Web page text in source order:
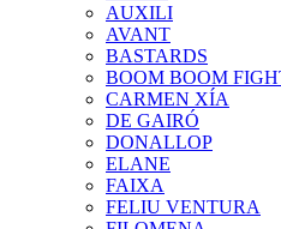
AUXILI
AVANT
BASTARDS
BOOM BOOM
CARMEN XÍA
DE GAIRÓ
DONALLOP
ELANE
FAIXA
FELIU VENTURA